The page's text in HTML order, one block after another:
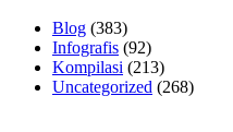
Blog (383)
Infografis (92)
Kompilasi (213)
Uncategorized (268)